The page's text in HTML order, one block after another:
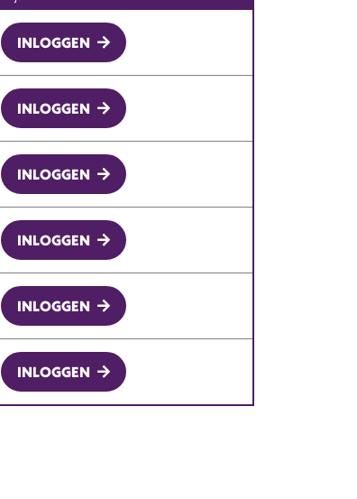
INLOGGEN
INLOGGEN
INLOGGEN
INLOGGEN
INLOGGEN
INLOGGEN